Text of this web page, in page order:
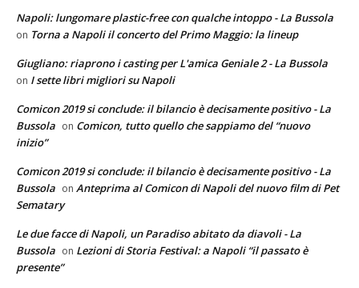
Napoli: lungomare plastic-free con qualche intoppo - La Bussola
on Torna a Napoli il concerto del Primo Maggio: la lineup
Giugliano: riaprono i casting per L'amica Geniale 2 - La Bussola
on I sette libri migliori su Napoli
Comicon 2019 si conclude: il bilancio è decisamente positivo - La
Bussola on Comicon, tutto quello che sappiamo del “nuovo
inizio”
Comicon 2019 si conclude: il bilancio è decisamente positivo - La
Bussola on Anteprima al Comicon di Napoli del nuovo film di Pet
Sematary
Le due facce di Napoli, un Paradiso abitato da diavoli - La
Bussola on Lezioni di Storia Festival: a Napoli “il passato è
presente”